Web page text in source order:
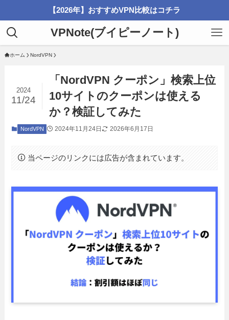
【2026年】おすすめVPN比較はコチラ
VPNote(ブイピーノート)
ホーム NordVPN
「NordVPN クーポン」検索上位
10サイトのクーポンは使える
か？検証してみた
2024
11/24
NordVPN 2024年11月24日 2026年6月17日
当ページのリンクには広告が含まれています。